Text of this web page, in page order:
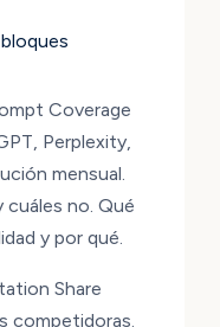
Coverage
Perplexity,
mensual.
no. Qué
y por qué.
Share
competidoras.